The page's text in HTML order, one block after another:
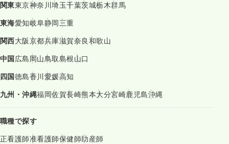
関東東京神奈川埼玉千葉茨城栃木群馬
東海愛知岐阜静岡三重
関西大阪京都兵庫滋賀奈良和歌山
中国広島岡山鳥取島根山口
四国徳島香川愛媛高知
九州・沖縄福岡佐賀長崎熊本大分宮崎鹿児島沖縄
職種で探す
正看護師准看護師保健師助産師